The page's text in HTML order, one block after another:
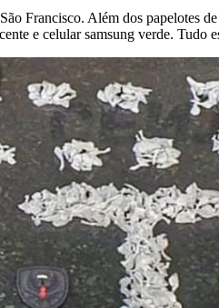
Francisco. Além dos papelotes
e celular samsung verde. Tudo